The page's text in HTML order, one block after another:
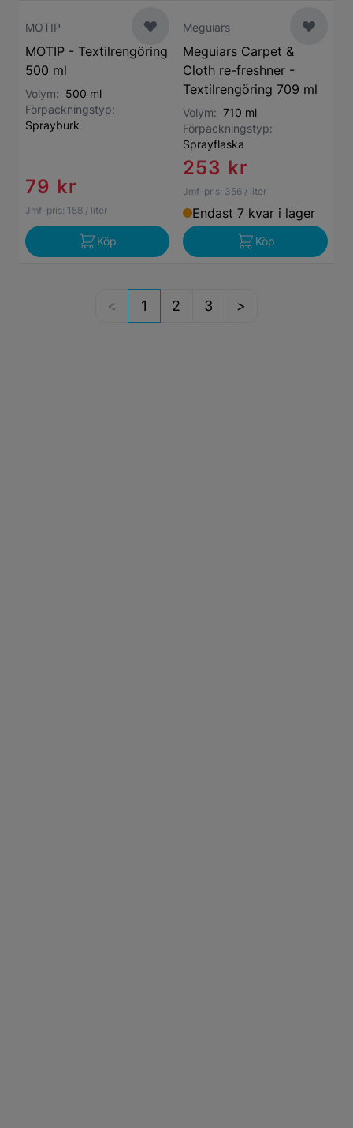
MOTIP
MOTIP - Textilrengöring
500 ml
Volym: 500 ml
Förpackningstyp:
Sprayburk
79 kr
Jmf-pris: 158 / liter
Köp
Meguiars
Meguiars Carpet &
Cloth re-freshner -
Textilrengöring 709 ml
Volym: 710 ml
Förpackningstyp:
Sprayflaska
253 kr
Jmf-pris: 356 / liter
Endast 7 kvar i lager
Köp
1 2 3